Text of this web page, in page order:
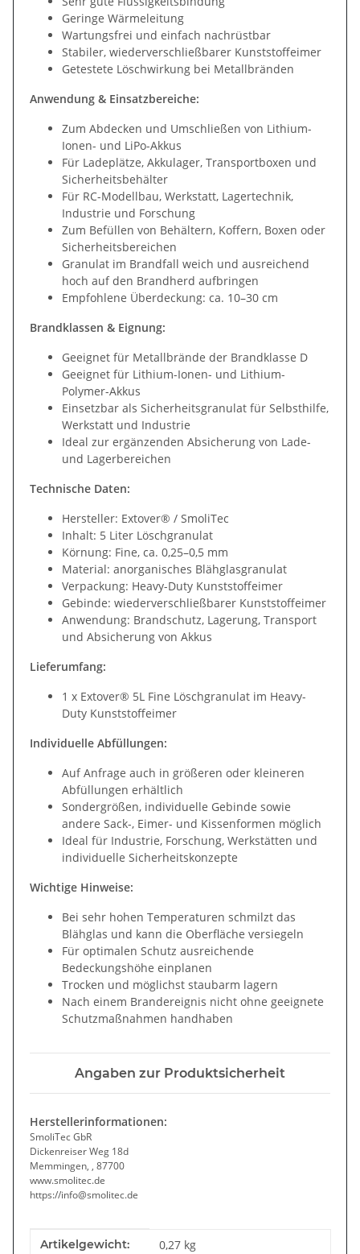
Geringe Wärmeleitung
Wartungsfrei und einfach nachrüstbar
Stabiler, wiederverschließbarer Kunststoffeimer
Getestete Löschwirkung bei Metallbränden
Anwendung & Einsatzbereiche:
Zum Abdecken und Umschließen von Lithium-
Ionen- und LiPo-Akkus
Für Ladeplätze, Akkulager, Transportboxen und
Sicherheitsbehälter
Für RC-Modellbau, Werkstatt, Lagertechnik,
Industrie und Forschung
Zum Befüllen von Behältern, Koffern, Boxen oder
Sicherheitsbereichen
Granulat im Brandfall weich und ausreichend
hoch auf den Brandherd aufbringen
Empfohlene Überdeckung: ca. 10–30 cm
Brandklassen & Eignung:
Geeignet für Metallbrände der Brandklasse D
Geeignet für Lithium-Ionen- und Lithium-
Polymer-Akkus
Einsetzbar als Sicherheitsgranulat für Selbsthilfe,
Werkstatt und Industrie
Ideal zur ergänzenden Absicherung von Lade-
und Lagerbereichen
Technische Daten:
Hersteller: Extover® / SmoliTec
Inhalt: 5 Liter Löschgranulat
Körnung: Fine, ca. 0,25–0,5 mm
Material: anorganisches Blähglasgranulat
Verpackung: Heavy-Duty Kunststoffeimer
Gebinde: wiederverschließbarer Kunststoffeimer
Anwendung: Brandschutz, Lagerung, Transport
und Absicherung von Akkus
Lieferumfang:
1 x Extover® 5L Fine Löschgranulat im Heavy-
Duty Kunststoffeimer
Individuelle Abfüllungen:
Auf Anfrage auch in größeren oder kleineren
Abfüllungen erhältlich
Sondergrößen, individuelle Gebinde sowie
andere Sack-, Eimer- und Kissenformen möglich
Ideal für Industrie, Forschung, Werkstätten und
individuelle Sicherheitskonzepte
Wichtige Hinweise:
Bei sehr hohen Temperaturen schmilzt das
Blähglas und kann die Oberfläche versiegeln
Für optimalen Schutz ausreichende
Bedeckungshöhe einplanen
Trocken und möglichst staubarm lagern
Nach einem Brandereignis nicht ohne geeignete
Schutzmaßnahmen handhaben
Angaben zur Produktsicherheit
Herstellerinformationen:
SmoliTec GbR
Dickenreiser Weg 18d
Memmingen, , 87700
www.smolitec.de
https://info@smolitec.de
Produkteigenschaft
Wert
Artikelgewicht: 0,27 kg